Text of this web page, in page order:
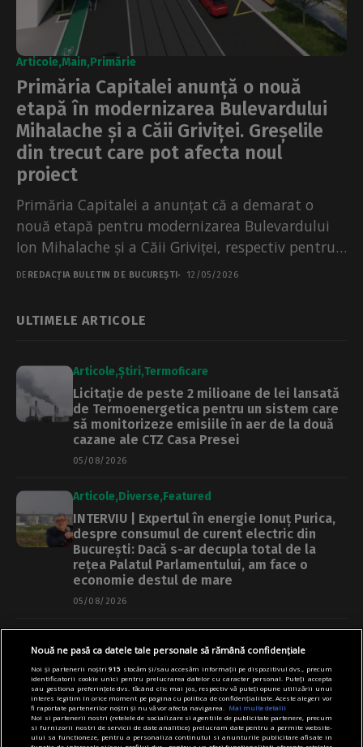
Articole Main Primărie
Primăria Capitalei anunță o nouă
etapă în modernizarea Bulevardului
Mihalache și a Căii Griviței. Greșelile
din trecut care pot afecta noul
proiect
Primăria Capitalei a anunțat că a demarat o
nouă etapă pentru modernizarea Bulevardului
Ion Mihalache și a Căii Griviței, respectiv pentru
realizarea Documentației...
DE REDACȚIA BULETIN DE BUCUREȘTI 12/05/2026
ULTIMELE ARTICOLE
Articole Știri Termoficare
Licitație de peste 2 milioane de lei lansată
de Termoenergetica pentru un sistem care
să monitorizeze emisiile în aer de la două
cazane ale CTZ Casa Presei
05/08/2026
Articole Diverse Featured
INTERVIU | Expertul în energie Ionuț Purica,
despre consumul de curent electric din
București: Dacă s-ar decupla total de la
rețea Palatul Parlamentului, am face o
economie destul de mare
05/08/2026
Regulament nou pentru promenada și Insula
Lacul Morii, pus în dezbatere publică. Ce
activități vor fi interzise
05/08/2026
Nouă ne pasă ca datele tale personale să rămână confidențiale
Noi și partenerii noștri915 stocăm și/sau accesăm informații pe dispozitivul dvs., precum
identificatorii cookie unici pentru prelucrarea datelor cu caracter personal. Puteți accepta
sau gestiona preferințele dvs. făcând clic mai jos, respectiv vă puteți opune utilizării unui
interes legitim în orice moment pe pagina cu politica de confidențialitate. Aceste alegeri vor
fi raportate partenerilor noștri și nu vă vor afecta navigarea.
Mai multe detalii
Noi si partenerii nostri (retelele de socializare si agentiile de publicitate partenere, precum
si furnizorii nostri de servicii de date analitice) prelucram date pentru a permite website-
ului sa functioneze, pentru a personaliza continutul si anunturile publicitare afisate in